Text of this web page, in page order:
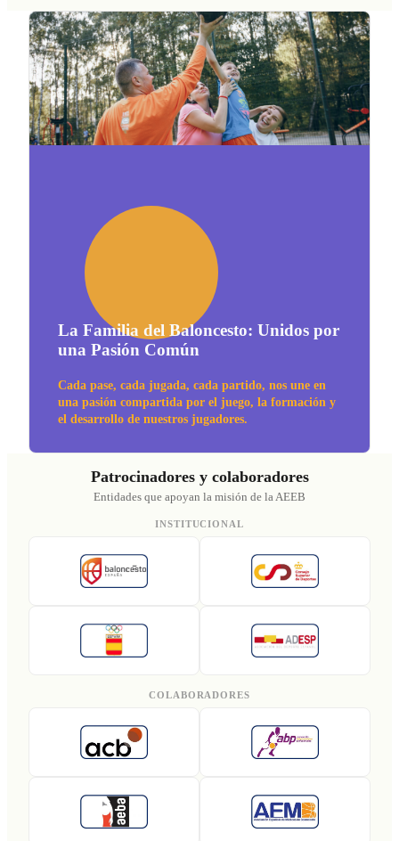
La Familia del Baloncesto: Unidos por
una Pasión Común
Cada pase, cada jugada, cada partido, nos une en
una pasión compartida por el juego, la formación y
el desarrollo de nuestros jugadores.
Patrocinadores y colaboradores
Entidades que apoyan la misión de la AEEB
INSTITUCIONAL
COLABORADORES